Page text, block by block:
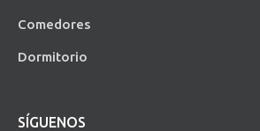
Comedores
Dormitorio
SÍGUENOS